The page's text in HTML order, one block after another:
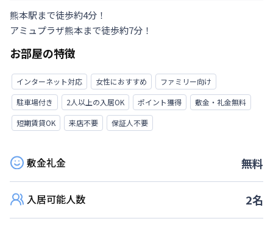
熊本駅まで徒歩約4分！
アミュプラザ熊本まで徒歩約7分！
お部屋の特徴
インターネット対応 女性におすすめ
ファミリー向け
駐車場付き
2人以上の入居OK ポイント獲得
敷金・礼金無料
短期賃貸OK
来店不要 保証人不要
敷金礼金 無料
入居可能人数 2名